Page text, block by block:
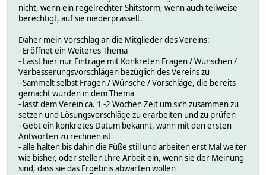
nicht, wenn ein regelrechter Shitstorm, wenn auch teilweise
berechtigt, auf sie niederprasselt.
Daher mein Vorschlag an die Mitglieder des Vereins:
- Eröffnet ein Weiteres Thema
- Lasst hier nur Einträge mit Konkreten Fragen / Wünschen /
Verbesserungsvorschlägen bezüglich des Vereins zu
- Sammelt selbst Fragen / Wünsche / Vorschläge, die bereits
gemacht wurden in dem Thema
- lasst dem Verein ca. 1 -2 Wochen Zeit um sich zusammen zu
setzen und Lösungsvorschläge zu erarbeiten und zu prüfen
- Gebt ein konkretes Datum bekannt, wann mit den ersten
Antworten zu rechnen ist
- alle halten bis dahin die Füße still und arbeiten erst Mal weiter
wie bisher, oder stellen Ihre Arbeit ein, wenn sie der Meinung
sind, dass sie das Ergebnis abwarten wollen